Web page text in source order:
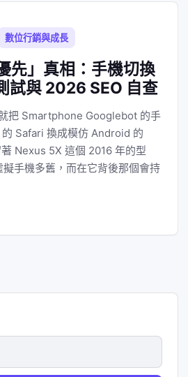
數位行銷與成長
先」真相：手機切換
與 2026 SEO 自查
把 Smartphone Googlebot 的手
Safari 換成模仿 Android 的
Nexus 5X 這個 2016 年的型
手機多舊，而在它背後那個會持